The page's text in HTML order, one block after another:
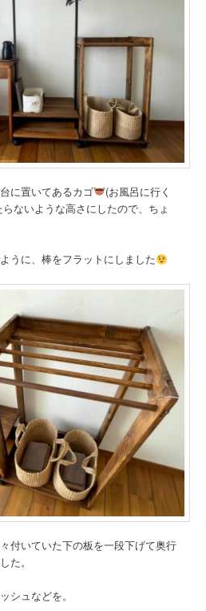
に置いてあるカゴ
(お風呂に行く
ないような高さにしたので、ちょ
うに、棒をフラットにしました
付いていた下の板を一段下げて奥行
た。
シュなどを。